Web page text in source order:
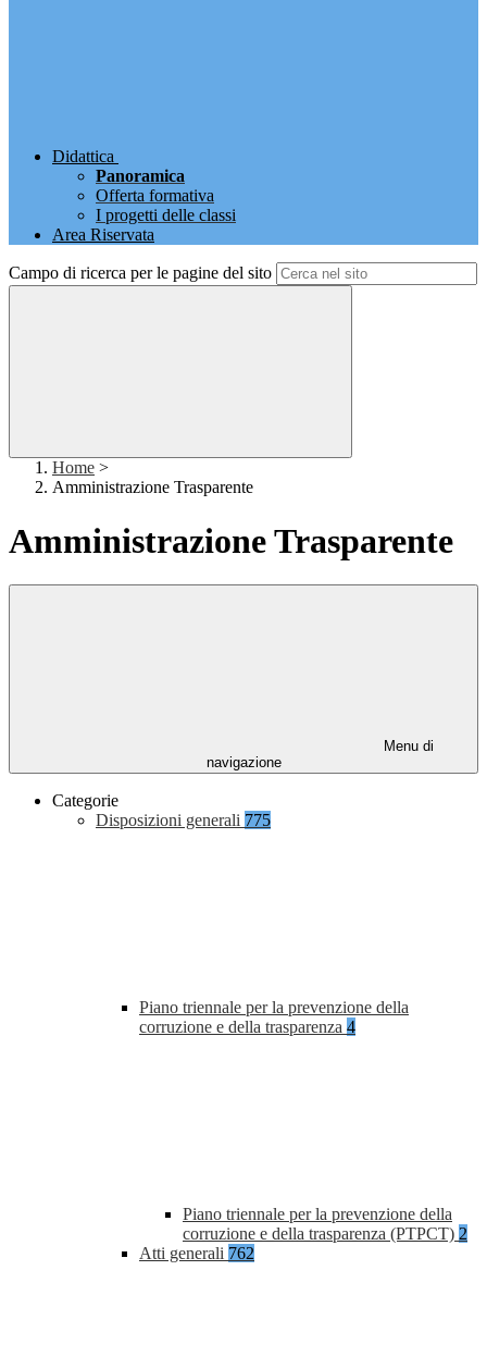
Didattica
Panoramica
Offerta formativa
I progetti delle classi
Area Riservata
Campo di ricerca per le pagine del sito
Home >
Amministrazione Trasparente
Amministrazione Trasparente
Menu di
navigazione
Categorie
Disposizioni generali 775
Piano triennale per la prevenzione della
corruzione e della trasparenza 4
Piano triennale per la prevenzione della
corruzione e della trasparenza (PTPCT) 2
Atti generali 762